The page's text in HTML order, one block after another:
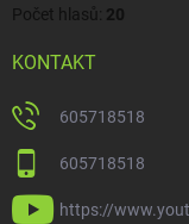
Počet hlasů: 20
KONTAKT
605718518
605718518
https://